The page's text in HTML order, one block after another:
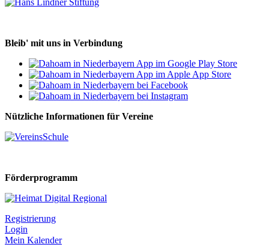
Bleib' mit uns in Verbindung
Nützliche Informationen für Vereine
Förderprogramm
Registrierung
Login
Mein Kalender